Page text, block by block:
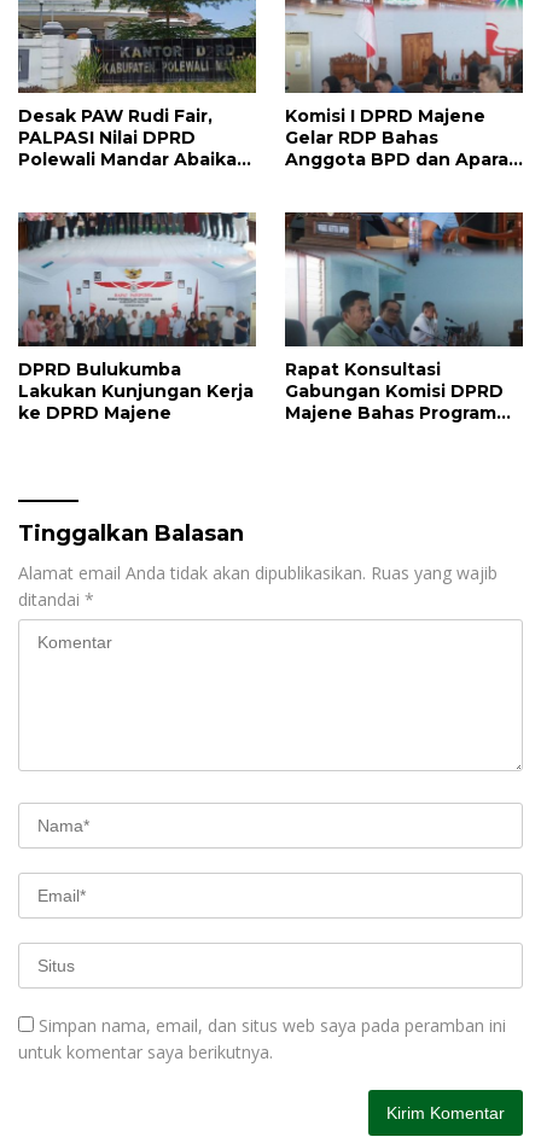
Desak PAW Rudi Fair,
PALPASI Nilai DPRD
Polewali Mandar Abaikan
Komisi I DPRD Majene
Gelar RDP Bahas
Anggota BPD dan Aparat
DPRD Bulukumba
Lakukan Kunjungan Kerja
ke DPRD Majene
Rapat Konsultasi
Gabungan Komisi DPRD
Majene Bahas Program
Tinggalkan Balasan
Alamat email Anda tidak akan dipublikasikan. Ruas yang wajib
ditandai *
Simpan nama, email, dan situs web saya pada peramban ini
untuk komentar saya berikutnya.